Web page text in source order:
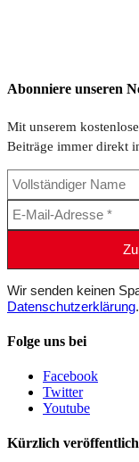
Abonniere unseren
Mit unserem
Beiträge immer direkt
Wir senden keinen
Datenschutzerklärung.
Folge uns bei
Facebook
Twitter
Youtube
Kürzlich